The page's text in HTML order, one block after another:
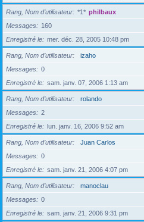
Rang, Nom d’utilisateur *1* philbaux
Messages
160
Enregistré le
mer. déc. 28, 2005 10:48 pm
Rang, Nom d’utilisateur
izaho
Messages
0
Enregistré le
sam. janv. 07, 2006 1:13 am
Rang, Nom d’utilisateur
rolando
Messages
2
Enregistré le
lun. janv. 16, 2006 9:52 am
Rang, Nom d’utilisateur
Juan Carlos
Messages
0
Enregistré le
sam. janv. 21, 2006 4:07 pm
Rang, Nom d’utilisateur
manoclau
Messages
0
Enregistré le
sam. janv. 21, 2006 9:31 pm